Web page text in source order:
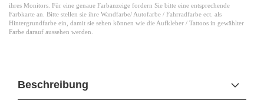
ihres Monitors. Für eine genaue Farbanzeige fordern Sie bitte eine entsprechende
Farbkarte an. Bitte stellen sie ihre Wandfarbe/ Autofarbe / Fahrradfarbe ect. als
Hintergrundfarbe ein, damit sie sehen können wie die Aufkleber / Tattoos in gewählter
Farbe darauf aussehen werden.
Beschreibung